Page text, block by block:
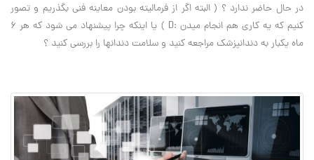
در حال حاضر ندارد ؟ ( البته اگر از فرمالیته بودن معاینه فنی بگذریم و تصور
کنیم که یه کاری هم انجام میدن :D ) یا اینکه چرا پیشنهاد می شود که هر 6
ماه یکبار به دندانپزشک مراجعه کنید و سلامت دندانها را بررسی کنید ؟